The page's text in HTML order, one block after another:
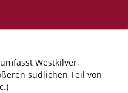
Westkilver,
südlichen Teil von